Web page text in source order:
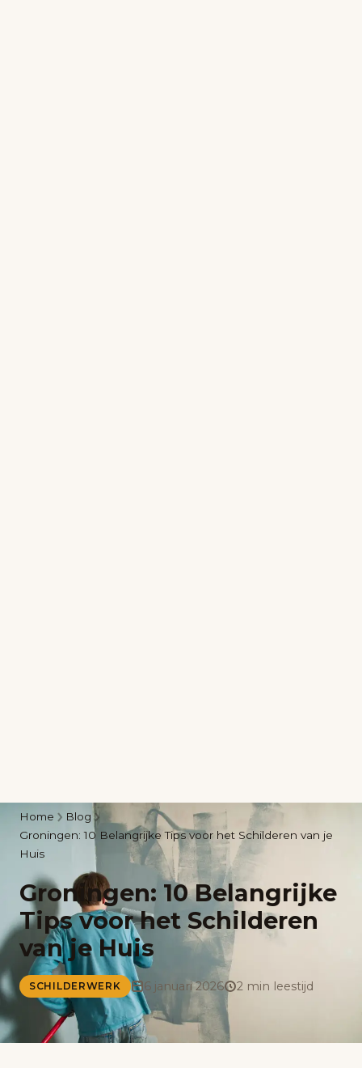
Home
Blog
Groningen: 10 Belangrijke Tips voor het Schilderen van je
Huis
Groningen: 10 Belangrijke
Tips voor het Schilderen
van je Huis
SCHILDERWERK 6 januari 2026 2 min leestijd